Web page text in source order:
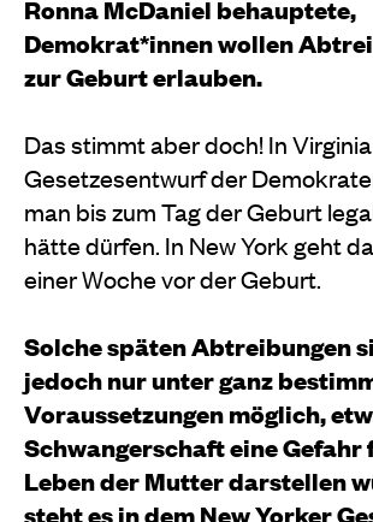
Ronna McDaniel behauptete,
Demokrat*innen wollen
zur Geburt erlauben.
Das stimmt aber doch! In
Gesetzesentwurf der
man bis zum Tag der Geburt
hätte dürfen. In New York geht
einer Woche vor der Geburt.
Solche späten Abtreibungen
jedoch nur unter ganz
Voraussetzungen möglich,
Schwangerschaft eine Gefahr
Leben der Mutter darstellen
steht es in dem New Yorker